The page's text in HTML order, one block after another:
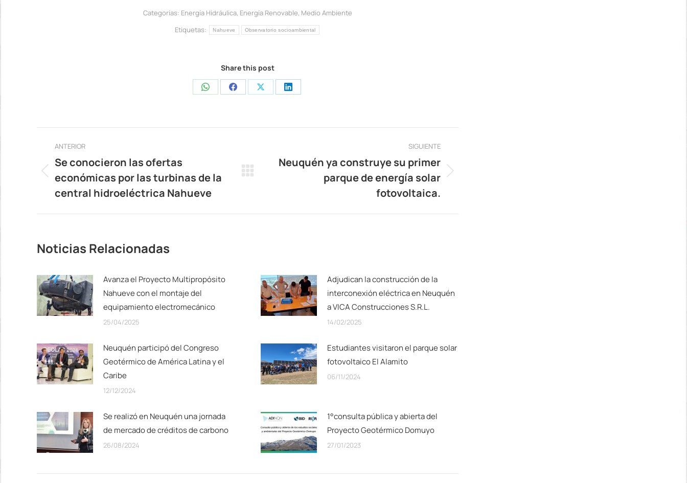
Categorías: Energía Hidráulica, Energía Renovable, Medio Ambiente
Etiquetas:
Nahueve Observatorio socioambiental
Share this post
Share Share Share Share
Navegación
entre
publicaciones
ANTERIOR
Publicación
anterior:
Se conocieron las ofertas
económicas por las turbinas de la
central hidroeléctrica Nahueve
SIGUIENTE
Neuquén ya construye su primer
parque de energía solar
fotovoltaica.
Noticias Relacionadas
Avanza el Proyecto Multipropósito
Nahueve con el montaje del
equipamiento electromecánico
25/04/2025
Adjudican la construcción de la
interconexión eléctrica en Neuquén
a VICA Construcciones S.R.L.
14/02/2025
Neuquén participó del Congreso
Geotérmico de América Latina y el
Caribe
12/12/2024
Estudiantes visitaron el parque solar
fotovoltaico El Alamito
06/11/2024
Se realizó en Neuquén una jornada
de mercado de créditos de carbono
26/08/2024
1°consulta pública y abierta del
Proyecto Geotérmico Domuyo
27/01/2023